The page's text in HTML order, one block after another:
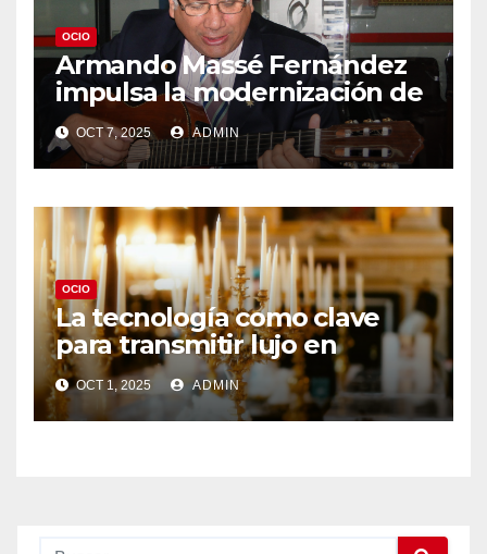
OCIO
Armando Massé Fernández
impulsa la modernización de
Apdayc en beneficio de los
compositores
OCT 7, 2025 ADMIN
OCIO
La tecnología como clave
para transmitir lujo en
eventos exclusivos del sur de
España
OCT 1, 2025 ADMIN